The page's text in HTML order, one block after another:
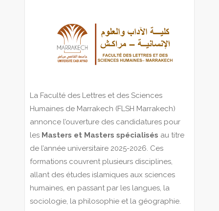
La Faculté des Lettres et des Sciences
Humaines de Marrakech (FLSH Marrakech)
annonce l’ouverture des candidatures pour
les Masters et Masters spécialisés au titre
de l’année universitaire 2025-2026. Ces
formations couvrent plusieurs disciplines,
allant des études islamiques aux sciences
humaines, en passant par les langues, la
sociologie, la philosophie et la géographie.